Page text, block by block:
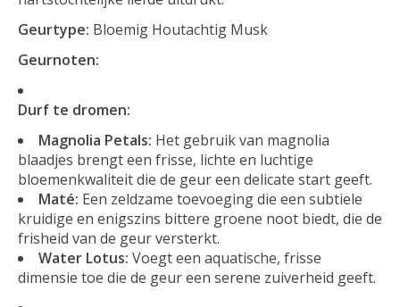
Geurtype: Bloemig Houtachtig Musk
Geurnoten:
Durf te dromen:
Magnolia Petals: Het gebruik van magnolia
blaadjes brengt een frisse, lichte en luchtige
bloemenkwaliteit die de geur een delicate start geeft.
Maté: Een zeldzame toevoeging die een subtiele
kruidige en enigszins bittere groene noot biedt, die de
frisheid van de geur versterkt.
Water Lotus: Voegt een aquatische, frisse
dimensie toe die de geur een serene zuiverheid geeft.